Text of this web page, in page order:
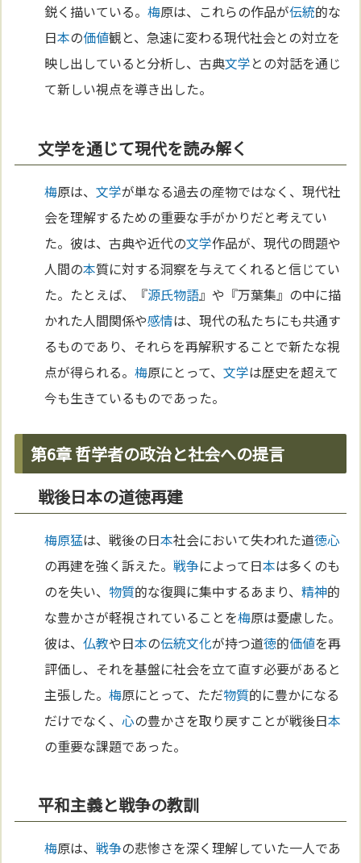
鋭く描いている。梅原は、これらの作品が伝統的な
日本の価値観と、急速に変わる現代社会との対立を
映し出していると分析し、古典文学との対話を通じ
て新しい視点を導き出した。
文学を通じて現代を読み解く
梅原は、文学が単なる過去の産物ではなく、現代社
会を理解するための重要な手がかりだと考えてい
た。彼は、古典や近代の文学作品が、現代の問題や
人間の本質に対する洞察を与えてくれると信じてい
た。たとえば、『源氏物語』や『万葉集』の中に描
かれた人間関係や感情は、現代の私たちにも共通す
るものであり、それらを再解釈することで新たな視
点が得られる。梅原にとって、文学は歴史を超えて
今も生きているものであった。
第6章 哲学者の政治と社会への提言
戦後日本の道徳再建
梅原猛は、戦後の日本社会において失われた道徳心
の再建を強く訴えた。戦争によって日本は多くのも
のを失い、 物質的な復興に集中するあまり、精神的
な豊かさが軽視されていることを梅原は憂慮した。
彼は、仏教や日本の伝統文化が持つ道徳的価値を再
評価し、それを基盤に社会を立て直す必要があると
主張した。梅原にとって、ただ物質的に豊かになる
だけでなく、心の豊かさを取り戻すことが戦後日本
の重要な課題であった。
平和主義と戦争の教訓
梅原は、戦争の悲惨さを深く理解していた一人であ